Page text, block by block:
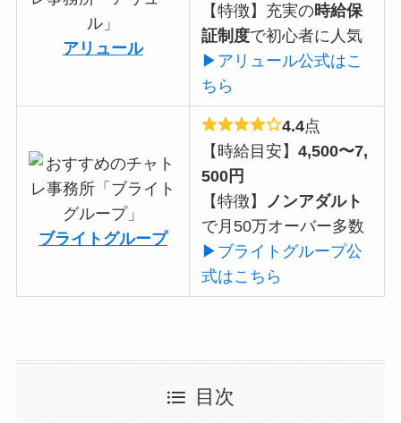
アリュール
【特徴】充実の時給保
証制度で初心者に人気
▶アリュール公式はこ
ちら
ブライトグループ
4.4点
【時給目安】4,500〜7,
500円
【特徴】
ノンアダルト
で月50万オーバー多数
▶ブライトグループ公
式はこちら
目次